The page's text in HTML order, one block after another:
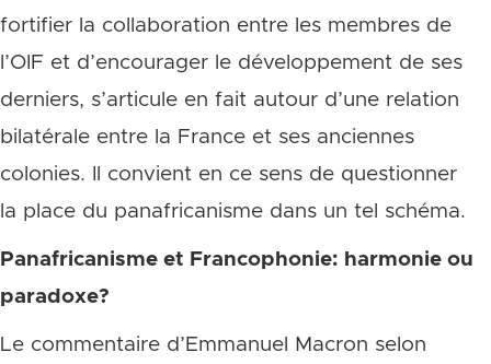
fortifier la collaboration entre les membres de
l’OIF et d’encourager le développement de ses
derniers, s’articule en fait autour d’une relation
bilatérale entre la France et ses anciennes
colonies. Il convient en ce sens de questionner
la place du panafricanisme dans un tel schéma.
Panafricanisme et Francophonie: harmonie ou
paradoxe?
Le commentaire d’Emmanuel Macron selon